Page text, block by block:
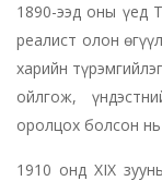
1890-ээд оны үед
реалист олон
харийн
ойлгож,
оролцох болсон нь
1910 онд XIX